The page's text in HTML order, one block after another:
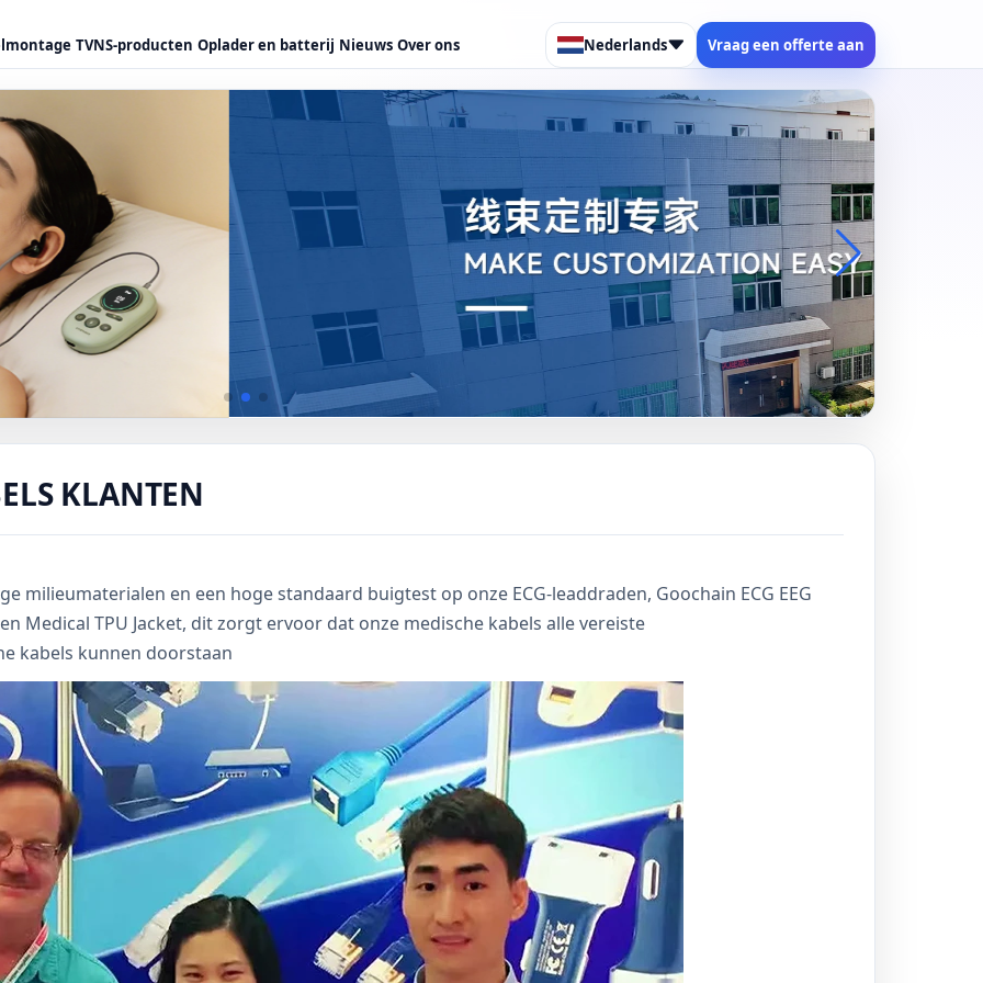
TVNS-producten Oplader en batterij Nieuws Over ons Nederlands Vraag een offerte aan
KLANTEN
milieumaterialen en een hoge standaard buigtest op onze ECG-leaddraden, Goochain ECG EEG
Medical TPU Jacket, dit zorgt ervoor dat onze medische kabels alle vereiste
kabels kunnen doorstaan